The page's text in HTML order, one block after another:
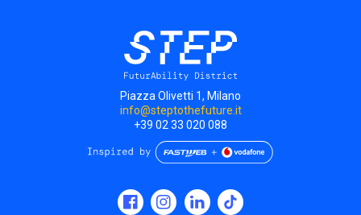
Piazza Olivetti 1, Milano
info@steptothefuture.it
+39 02 33 020 088